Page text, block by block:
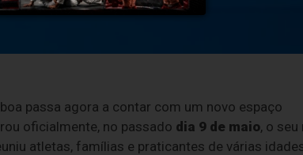
passa agora a contar com um novo espaço
oficialmente, no passado dia 9 de maio, o seu
atletas, famílias e praticantes de várias